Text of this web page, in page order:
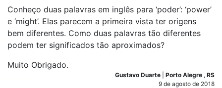
Conheço duas palavras em inglês para ‘poder’: ‘power’
e ‘might’. Elas parecem a primeira vista ter origens
bem diferentes. Como duas palavras tão diferentes
podem ter significados tão aproximados?
Muito Obrigado.
Gustavo Duarte Porto Alegre , RS
9 de agosto de 2018